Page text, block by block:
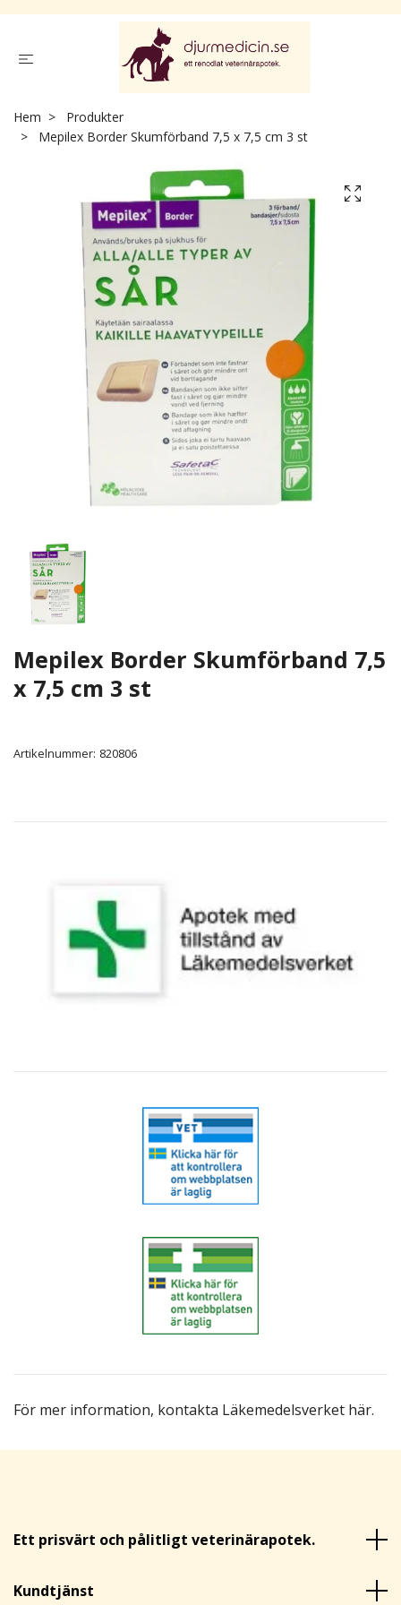
För mer information, kontakta Läkemedelsverket här.
Hem
Produkter
Mepilex Border Skumförband 7,5 x 7,5 cm 3 st
Mepilex Border Skumförband 7,5
x 7,5 cm 3 st
Artikelnummer: 820806
Ett prisvärt och pålitligt veterinärapotek.
Kundtjänst